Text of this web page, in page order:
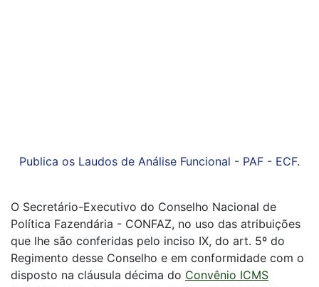
Publica os Laudos de Análise Funcional - PAF - ECF.
O Secretário-Executivo do Conselho Nacional de
Política Fazendária - CONFAZ, no uso das atribuições
que lhe são conferidas pelo inciso IX, do art. 5º do
Regimento desse Conselho e em conformidade com o
disposto na cláusula décima do Convênio ICMS